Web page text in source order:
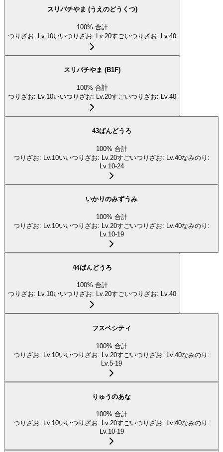
スリバチやま (うえのどうくつ)
100% 合計
つりざお: Lv.10いいつりざお: Lv.20すごいつりざお: Lv.40
スリバチやま (B1F)
100% 合計
つりざお: Lv.10いいつりざお: Lv.20すごいつりざお: Lv.40
43ばんどうろ
100% 合計
つりざお: Lv.10いいつりざお: Lv.20すごいつりざお: Lv.40なみのり :
Lv.10-24
いかりのみずうみ
100% 合計
つりざお: Lv.10いいつりざお: Lv.20すごいつりざお: Lv.40なみのり :
Lv.10-19
44ばんどうろ
100% 合計
つりざお: Lv.10いいつりざお: Lv.20すごいつりざお: Lv.40
フスベシティ
100% 合計
つりざお: Lv.10いいつりざお: Lv.20すごいつりざお: Lv.40なみのり :
Lv.5-19
りゅうのあな
100% 合計
つりざお: Lv.10いいつりざお: Lv.20すごいつりざお: Lv.40なみのり :
Lv.10-19